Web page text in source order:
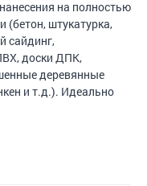
на полностью
(бетон, штукатурка,
сайдинг,
доски ДПК,
деревянные
и т.д.). Идеально